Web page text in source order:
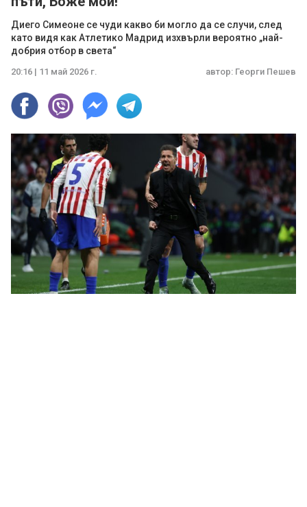
Диего Симеоне се чуди какво би могло да се случи, след
като видя как Атлетико Мадрид изхвърли вероятно „най-
добрия отбор в света“
20:16 | 11 май 2026 г. автор: Георги Пешев